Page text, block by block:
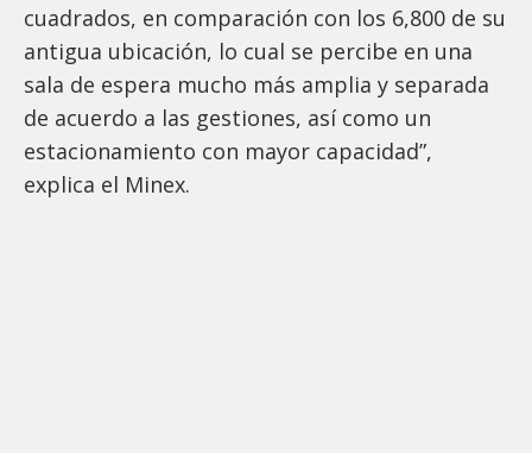
cuadrados, en comparación con los 6,800 de su
antigua ubicación, lo cual se percibe en una
sala de espera mucho más amplia y separada
de acuerdo a las gestiones, así como un
estacionamiento con mayor capacidad”,
explica el Minex.